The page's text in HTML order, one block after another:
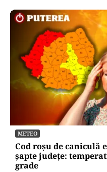
METEO
Cod roșu de caniculă
șapte județe:
grade